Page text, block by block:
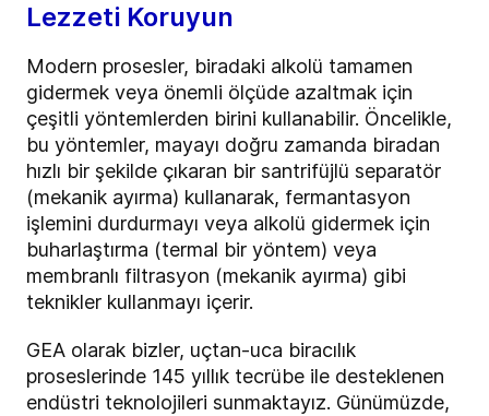
Lezzeti Koruyun
Modern prosesler, biradaki alkolü tamamen
gidermek veya önemli ölçüde azaltmak için
çeşitli yöntemlerden birini kullanabilir. Öncelikle,
bu yöntemler, mayayı doğru zamanda biradan
hızlı bir şekilde çıkaran bir santrifüjlü separatör
(mekanik ayırma) kullanarak, fermantasyon
işlemini durdurmayı veya alkolü gidermek için
buharlaştırma (termal bir yöntem) veya
membranlı filtrasyon (mekanik ayırma) gibi
teknikler kullanmayı içerir.
GEA olarak bizler, uçtan-uca biracılık
proseslerinde 145 yıllık tecrübe ile desteklenen
endüstri teknolojileri sunmaktayız. Günümüzde,